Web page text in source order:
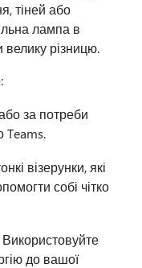
тіней або
лампа в
велику різницю.
за потреби
Teams.
візерунки, які
собі чітко
до вашої